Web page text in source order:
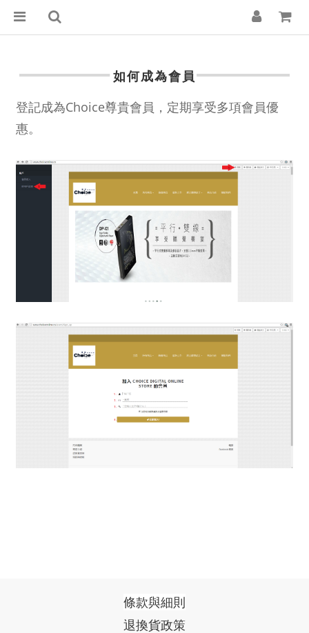
如何成為會員
登記成為Choice尊貴會員，定期享受多項會員優
惠。
條款與細則
退換貨政策